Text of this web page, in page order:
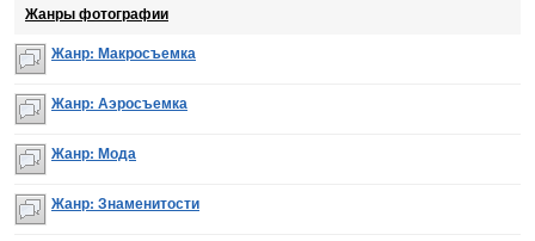
Жанры фотографии
Жанр: Макросъемка
Жанр: Аэросъемка
Жанр: Мода
Жанр: Знаменитости